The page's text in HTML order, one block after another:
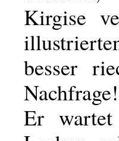
Kirgise
besser
Er